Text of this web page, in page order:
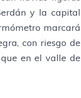
y la capital
marcará
con riesgo de
en el valle de